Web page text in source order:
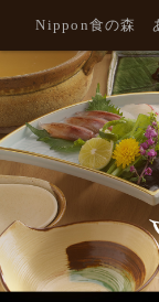
Nippon食の森